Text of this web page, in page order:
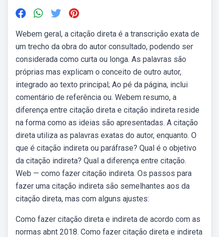
Webem geral, a citação direta é a transcrição exata de
um trecho da obra do autor consultado, podendo ser
considerada como curta ou longa. As palavras são
próprias mas explicam o conceito de outro autor,
integrado ao texto principal; Ao pé da página, inclui
comentário de referência ou. Webem resumo, a
diferença entre citação direta e citação indireta reside
na forma como as ideias são apresentadas. A citação
direta utiliza as palavras exatas do autor, enquanto. O
que é citação indireta ou paráfrase? Qual é o objetivo
da citação indireta? Qual a diferença entre citação.
Web — como fazer citação indireta. Os passos para
fazer uma citação indireta são semelhantes aos da
citação direta, mas com alguns ajustes:
Como fazer citação direta e indireta de acordo com as
normas abnt 2018. Como fazer citação direta e indireta